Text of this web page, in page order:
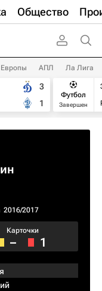
Общество
АПЛ Ла Лига
3
1
Футбол
Завершен
2016/2017
Карточки
– 1